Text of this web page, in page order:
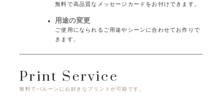
無料で高品質なメッセージカードをお付けできます。
用途の変更
ご使用になられるご用途やシーンに合わせてお作りで
きます。
Print Service
無料でバルーンにお好きなプリントが可能です。